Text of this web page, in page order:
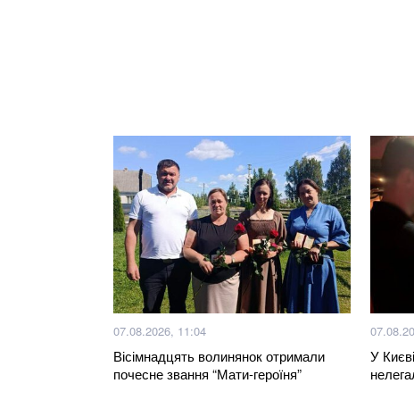
07.08.2026, 11:04
Вісімнадцять волинянок отримали
почесне звання “Мати-героїня”
У